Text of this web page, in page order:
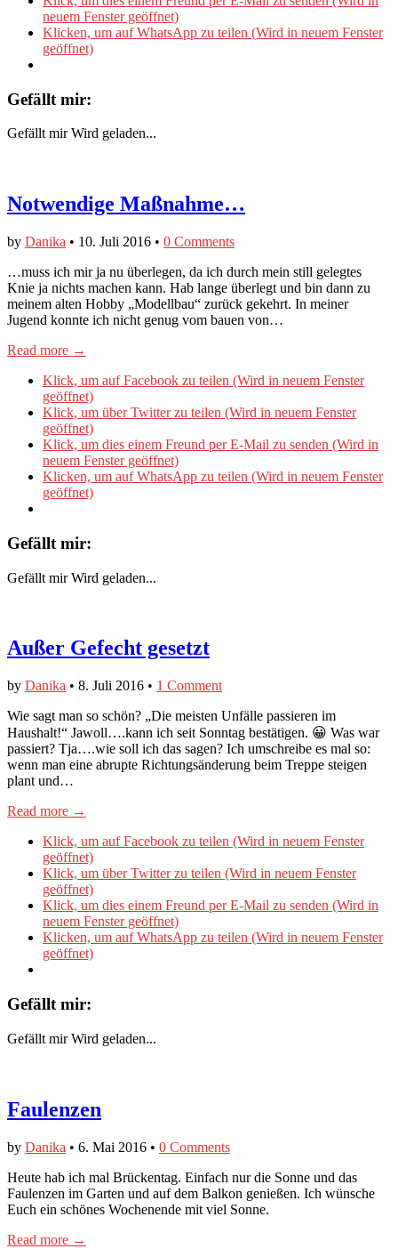
neuem Fenster geöffnet)
Klicken, um auf WhatsApp zu teilen (Wird in neuem Fenster
geöffnet)
Gefällt mir:
Gefällt mir Wird geladen...
Notwendige Maßnahme…
by Danika • 10. Juli 2016 • 0 Comments
…muss ich mir ja nu überlegen, da ich durch mein still gelegtes
Knie ja nichts machen kann. Hab lange überlegt und bin dann zu
meinem alten Hobby „Modellbau“ zurück gekehrt. In meiner
Jugend konnte ich nicht genug vom bauen von…
Read more →
Klick, um auf Facebook zu teilen (Wird in neuem Fenster
geöffnet)
Klick, um über Twitter zu teilen (Wird in neuem Fenster
geöffnet)
Klick, um dies einem Freund per E-Mail zu senden (Wird in
neuem Fenster geöffnet)
Klicken, um auf WhatsApp zu teilen (Wird in neuem Fenster
geöffnet)
Gefällt mir:
Gefällt mir Wird geladen...
Außer Gefecht gesetzt
by Danika • 8. Juli 2016 • 1 Comment
Wie sagt man so schön? „Die meisten Unfälle passieren im
Haushalt!“ Jawoll….kann ich seit Sonntag bestätigen. 😀 Was war
passiert? Tja….wie soll ich das sagen? Ich umschreibe es mal so:
wenn man eine abrupte Richtungsänderung beim Treppe steigen
plant und…
Read more →
Klick, um auf Facebook zu teilen (Wird in neuem Fenster
geöffnet)
Klick, um über Twitter zu teilen (Wird in neuem Fenster
geöffnet)
Klick, um dies einem Freund per E-Mail zu senden (Wird in
neuem Fenster geöffnet)
Klicken, um auf WhatsApp zu teilen (Wird in neuem Fenster
geöffnet)
Gefällt mir:
Gefällt mir Wird geladen...
Faulenzen
by Danika • 6. Mai 2016 • 0 Comments
Heute hab ich mal Brückentag. Einfach nur die Sonne und das
Faulenzen im Garten und auf dem Balkon genießen. Ich wünsche
Euch ein schönes Wochenende mit viel Sonne.
Read more →